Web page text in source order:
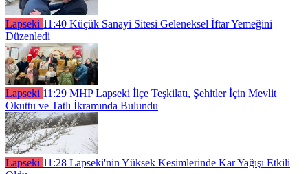
Lapseki 11:40 Küçük Sanayi Sitesi Geleneksel İftar Yemeğini
Düzenledi
Lapseki 11:29 MHP Lapseki İlçe Teşkilatı, Şehitler İçin Mevlit
Okuttu ve Tatlı İkramında Bulundu
Lapseki 11:28 Lapseki'nin Yüksek Kesimlerinde Kar Yağışı Etkili